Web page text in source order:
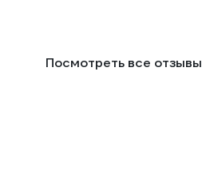
Посмотреть все отзывы